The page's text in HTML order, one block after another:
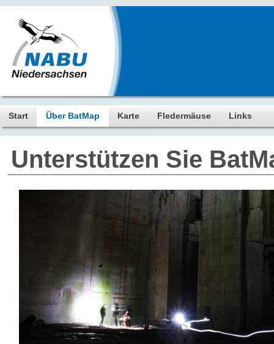
Start Über BatMap Karte Fledermäuse Links
Unterstützen Sie